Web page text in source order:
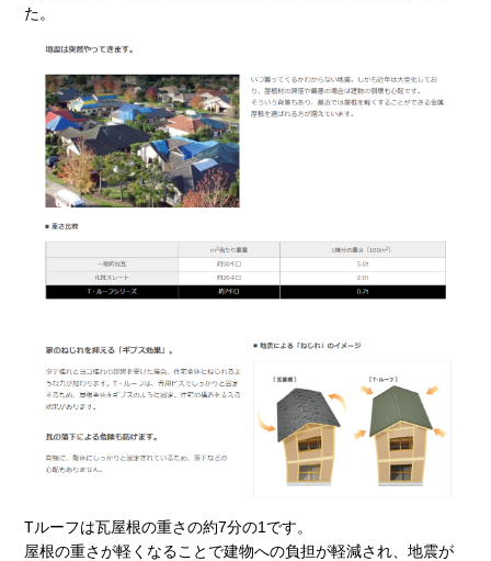
た。
Tルーフは瓦屋根の重さの約7分の1です。
屋根の重さが軽くなることで建物への負担が軽減され、地震が